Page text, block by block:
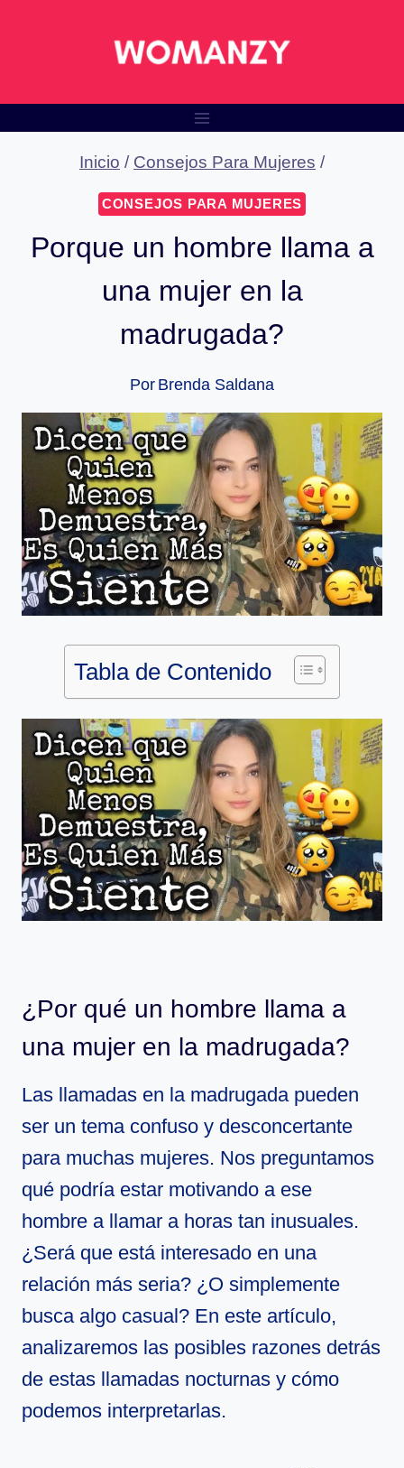
Inicio / Consejos Para Mujeres /
CONSEJOS PARA MUJERES
Porque un hombre llama a
una mujer en la
madrugada?
Por Brenda Saldana
Tabla de Contenido
¿Por qué un hombre llama a
una mujer en la madrugada?
Las llamadas en la madrugada pueden
ser un tema confuso y desconcertante
para muchas mujeres. Nos preguntamos
qué podría estar motivando a ese
hombre a llamar a horas tan inusuales.
¿Será que está interesado en una
relación más seria? ¿O simplemente
busca algo casual? En este artículo,
analizaremos las posibles razones detrás
de estas llamadas nocturnas y cómo
podemos interpretarlas.